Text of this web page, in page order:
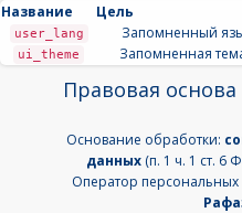
Название Цель
user_lang Запомненный
ui_theme Запомненная
Правовая
Основание обработки:
данных(п. 1 ч. 1 ст. 6
Оператор персональных